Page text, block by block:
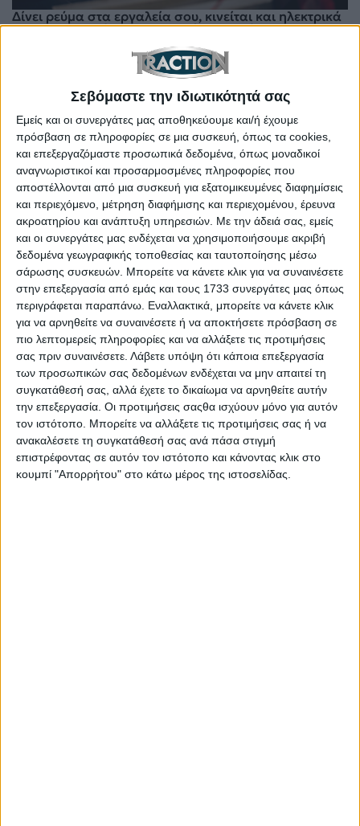
Σεβόμαστε την ιδιωτικότητά σας
Εμείς και οι συνεργάτες μας αποθηκεύουμε και/ή έχουμε
πρόσβαση σε πληροφορίες σε μια συσκευή, όπως τα cookies,
και επεξεργαζόμαστε προσωπικά δεδομένα, όπως μοναδικοί
αναγνωριστικοί και προσαρμοσμένες πληροφορίες που
αποστέλλονται από μια συσκευή για εξατομικευμένες διαφημίσεις
και περιεχόμενο, μέτρηση διαφήμισης και περιεχομένου, έρευνα
ακροατηρίου και ανάπτυξη υπηρεσιών. Με την άδειά σας, εμείς
και οι συνεργάτες μας ενδέχεται να χρησιμοποιήσουμε ακριβή
δεδομένα γεωγραφικής τοποθεσίας και ταυτοποίησης μέσω
σάρωσης συσκευών. Μπορείτε να κάνετε κλικ για να συναινέσετε
στην επεξεργασία από εμάς και τους 1733 συνεργάτες μας όπως
περιγράφεται παραπάνω. Εναλλακτικά, μπορείτε να κάνετε κλικ
για να αρνηθείτε να συναινέσετε ή να αποκτήσετε πρόσβαση σε
πιο λεπτομερείς πληροφορίες και να αλλάξετε τις προτιμήσεις
σας πριν συναινέσετε. Λάβετε υπόψη ότι κάποια επεξεργασία
των προσωπικών σας δεδομένων ενδέχεται να μην απαιτεί τη
συγκατάθεσή σας, αλλά έχετε το δικαίωμα να αρνηθείτε αυτήν
την επεξεργασία. Οι προτιμήσεις σαςθα ισχύουν μόνο για αυτόν
τον ιστότοπο. Μπορείτε να αλλάξετε τις προτιμήσεις σας ή να
ανακαλέσετε τη συγκατάθεσή σας ανά πάσα στιγμή
επιστρέφοντας σε αυτόν τον ιστότοπο και κάνοντας κλικ στο
κουμπί "Απορρήτου" στο κάτω μέρος της ιστοσελίδας.
Δίνει ρεύμα στα εργαλεία σου, κινείται και ηλεκτρικά
– Το σκληροτράχηλο pick up ήρθε Ελλάδα
H BYD στην IAA Mobility 2025 – Ποιο μοντέλο θα
φτιάξει πρώτο στην Ευρώπη